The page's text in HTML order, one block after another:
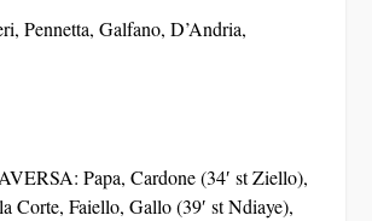
Pennetta, Galfano, D’Andria,
Papa, Cardone (34′ st Ziello),
Corte, Faiello, Gallo (39′ st Ndiaye),